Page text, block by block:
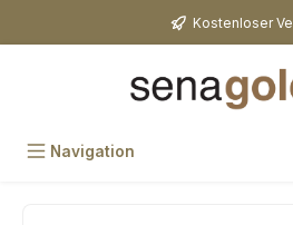
Zum Hauptinhalt springenKostenloser
Navigation